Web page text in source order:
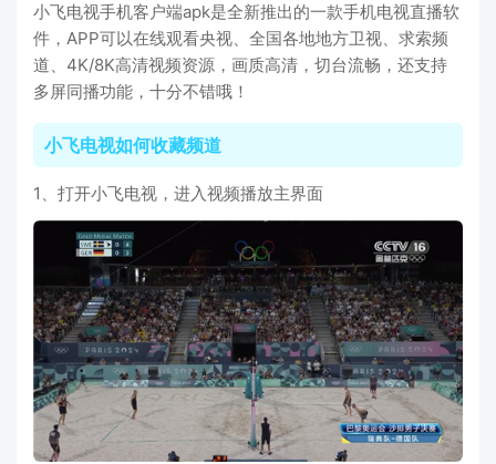
小飞电视手机客户端apk是全新推出的一款手机电视直播软
件，APP可以在线观看央视、全国各地地方卫视、求索频
道、4K/8K高清视频资源，画质高清，切台流畅，还支持
多屏同播功能，十分不错哦！
小飞电视如何收藏频道
1、打开小飞电视，进入视频播放主界面